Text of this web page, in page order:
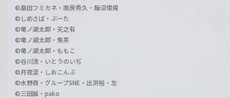
©島田フミカネ・南房秀久・飯沼俊規
©しめさば・ぶーた
©竜ノ湖太郎・天之有
©竜ノ湖太郎・焦茶
©竜ノ湖太郎・ももこ
©谷川流・いとうのいぢ
©月夜涙・しおこんぶ
©水野良・グループSNE・出渕裕・左
©三田誠・pako